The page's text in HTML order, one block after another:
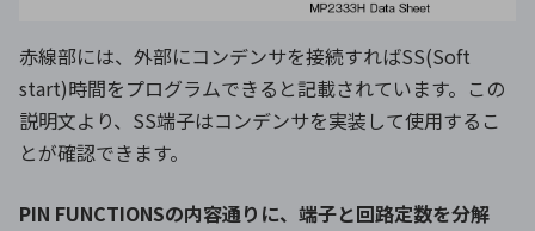
赤線部には、外部にコンデンサを接続すればSS(Soft
start)時間をプログラムできると記載されています。この
説明文より、SS端子はコンデンサを実装して使用するこ
とが確認できます。
PIN FUNCTIONSの内容通りに、端子と回路定数を分解